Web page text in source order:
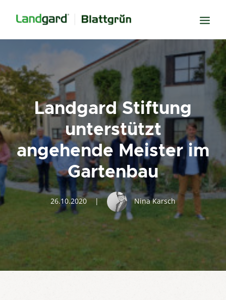
Neugier
Inspiration
Verbundenheit
Transparenz
Freude
Erfolg
Miteinander
Wissen
Suche
Landgard Stiftung
unterstützt
angehende Meister im
Gartenbau
26.10.2020 | Nina Karsch